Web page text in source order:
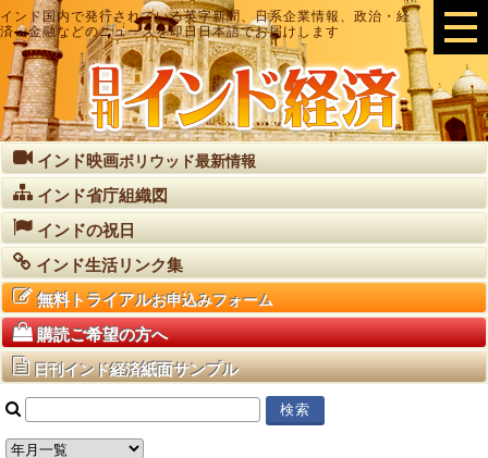
インド国内で発行されている英字新聞、日系企業情報、政治・経
済・金融などのニュースを即日日本語でお届けします
インド映画ボリウッド最新情報
インド省庁組織図
インドの祝日
インド生活リンク集
無料トライアルお申込みフォーム
購読ご希望の方へ
日刊インド経済紙面サンプル